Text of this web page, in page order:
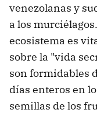
venezolanas y
a los
ecosistema es
sobre la "vida
son formidables
días enteros en
semillas de los